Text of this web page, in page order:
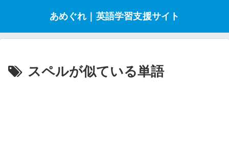
あめぐれ｜英語学習支援サイト
スペルが似ている単語